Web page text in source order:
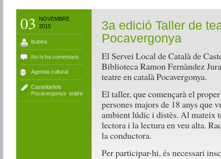
03
NOVEMBRE
2015
lsubira
No hi ha comentaris
Agenda cultural
Castelldefels
Pocavergonya, teatre
3a edició Taller de
Pocavergonya
El Servei Local de Català de
Biblioteca Ramon Fernàndez
teatre en català Pocavergonya.
El taller, que començarà el
persones majors de 18 anys que
ambient lúdic i distès. Al mateix
lectora i la lectura en veu alta.
la conductora.
Per participar-hi, és necessari